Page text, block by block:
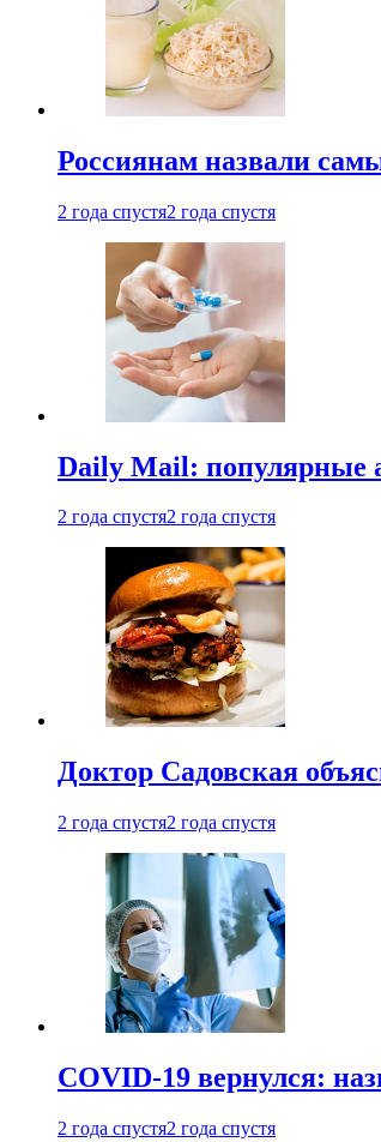
Россиянам назвали
2 года спустя2 года спустя
Daily Mail: популярные
2 года спустя2 года спустя
Доктор Садовская
2 года спустя2 года спустя
COVID-19 вернулся:
2 года спустя2 года спустя